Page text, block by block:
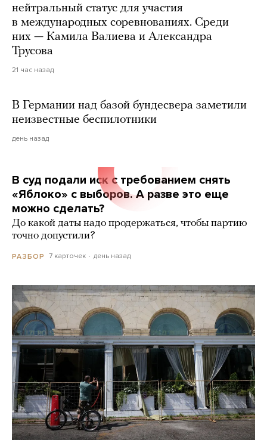
нейтральный статус для участия
в международных соревнованиях. Среди
них — Камила Валиева и Александра
Трусова
21 час назад
В Германии над базой бундесвера заметили
неизвестные беспилотники
день назад
В суд подали иск с требованием снять
«Яблоко» с выборов. А разве это еще
можно сделать?
До какой даты надо продержаться, чтобы партию
точно допустили?
РАЗБОР 7 карточек день назад